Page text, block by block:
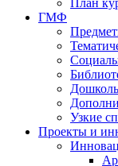
План
ГМФ
Узкие
Проекты и